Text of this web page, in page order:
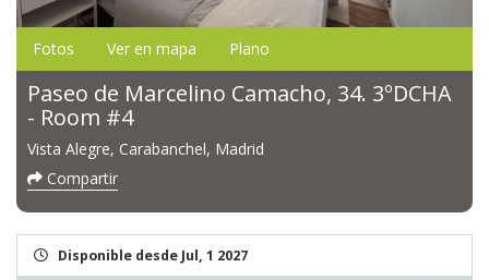
Fotos Ver en mapa Plano
Paseo de Marcelino Camacho, 34. 3ºDCHA
- Room #4
Vista Alegre, Carabanchel, Madrid
Compartir
Disponible desde Jul, 1 2027